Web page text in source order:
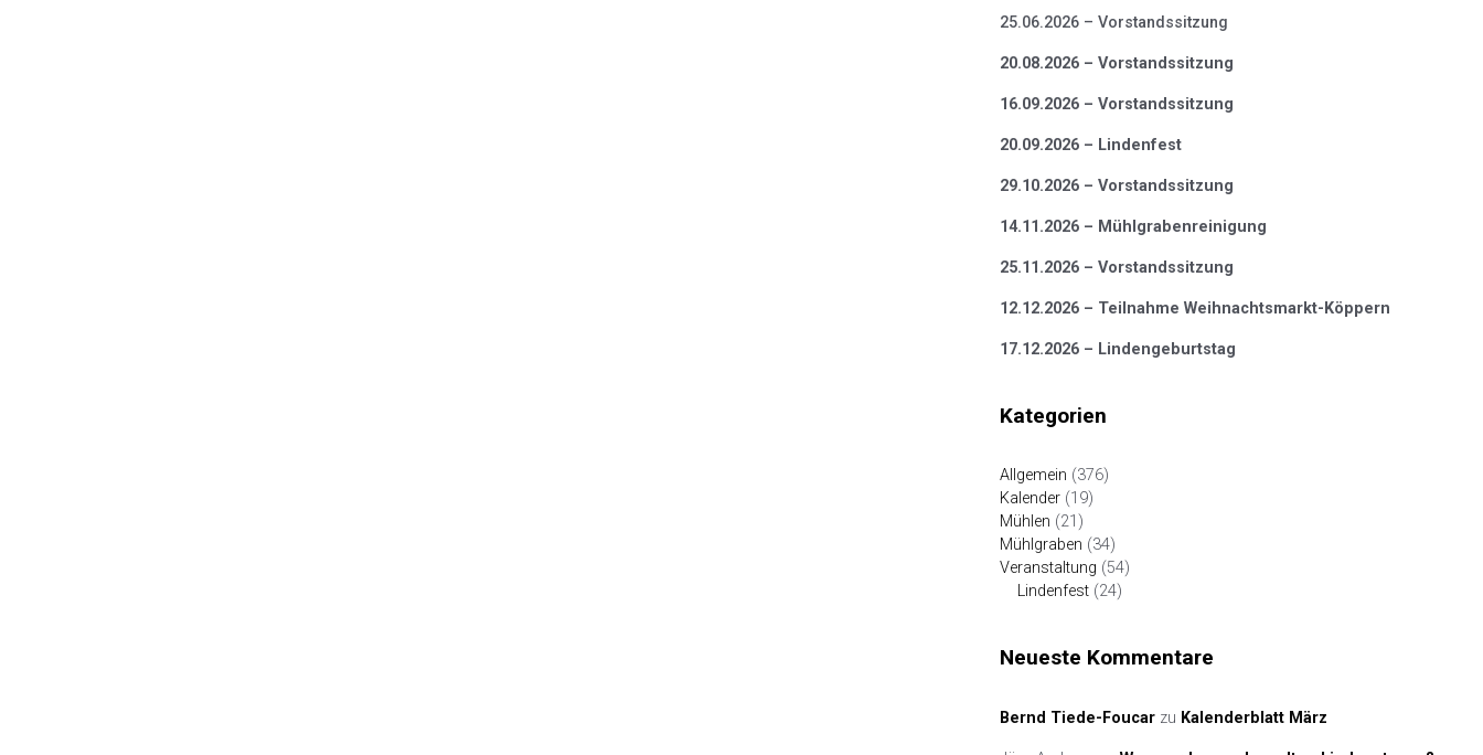
25.06.2026 – Vorstandssitzung
20.08.2026 – Vorstandssitzung
16.09.2026 – Vorstandssitzung
20.09.2026 – Lindenfest
29.10.2026 – Vorstandssitzung
14.11.2026 – Mühlgrabenreinigung
25.11.2026 – Vorstandssitzung
12.12.2026 – Teilnahme Weihnachtsmarkt-Köppern
17.12.2026 – Lindengeburtstag
Kategorien
Allgemein (376)
Kalender (19)
Mühlen (21)
Mühlgraben (34)
Veranstaltung (54)
Lindenfest (24)
Neueste Kommentare
Bernd Tiede-Foucar zu Kalenderblatt März